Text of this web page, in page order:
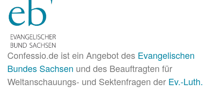
Confessio.de ist ein Angebot des Evangelischen
Bundes Sachsen und des Beauftragten für
Weltanschauungs- und Sektenfragen der Ev.-Luth.